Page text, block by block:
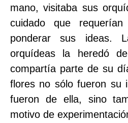
mano, visitaba sus
cuidado que requerían
ponderar sus ideas.
orquídeas la heredó
compartía parte de su
flores no sólo fueron su
fueron de ella, sino
motivo de